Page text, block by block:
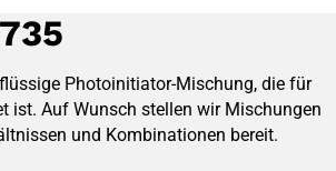
Photoinitiator-Mischung, die für
ist. Auf Wunsch stellen wir Mischungen
und Kombinationen bereit.